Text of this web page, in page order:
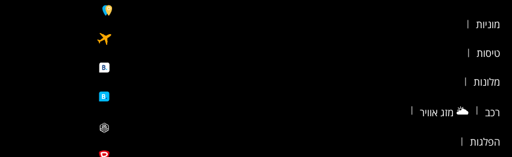
מוניות |
טיסות |
מלונות |
רכב |
🌥️ מזג אוויר |
הפלגות |